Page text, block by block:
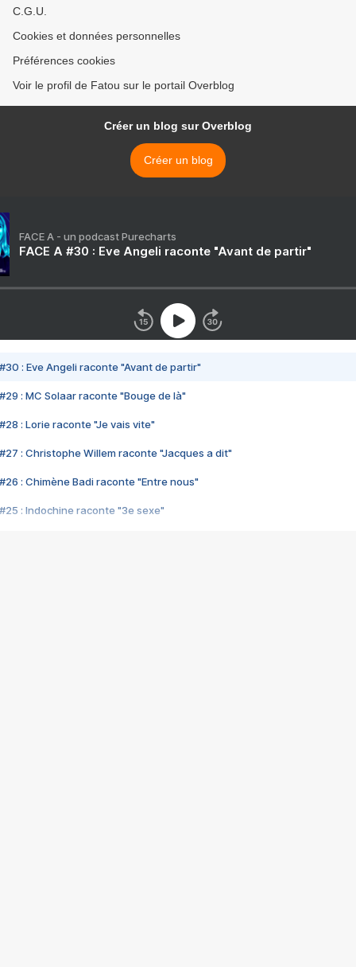
C.G.U.
Cookies et données personnelles
Préférences cookies
Voir le profil de Fatou sur le portail Overblog
Créer un blog sur Overblog
Créer un blog
FACE A - un podcast Purecharts
FACE A #30 : Eve Angeli raconte "Avant de partir"
#30 : Eve Angeli raconte "Avant de partir"
#29 : MC Solaar raconte "Bouge de là"
#28 : Lorie raconte "Je vais vite"
#27 : Christophe Willem raconte "Jacques a dit"
#26 : Chimène Badi raconte "Entre nous"
#25 : Indochine raconte "3e sexe"